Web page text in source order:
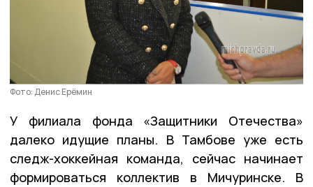
Фото: Денис Ерёмин
У филиала фонда «Защитники Отечества»
далеко идущие планы. В Тамбове уже есть
следж-хоккейная команда, сейчас начинает
формироваться коллектив в Мичуринске. В